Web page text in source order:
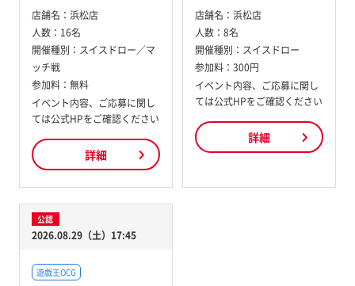
店舗名： 浜松店
人数： 16名
開催種別： スイスドロー／マ
ッチ戦
参加料： 無料
イベント内容、ご応募に関し
ては公式HPをご確認ください
詳細
店舗名： 浜松店
人数： 8名
開催種別： スイスドロー
参加料： 300円
イベント内容、ご応募に関し
ては公式HPをご確認ください
詳細
公認
2026.08.29（土）17:45
遊戯王OCG